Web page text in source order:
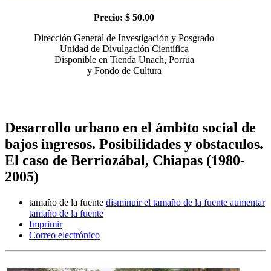
Precio: $ 50.00
Dirección General de Investigación y Posgrado
Unidad de Divulgación Científica
Disponible en Tienda Unach, Porrúa
y Fondo de Cultura
Desarrollo urbano en el ámbito social de
bajos ingresos. Posibilidades y obstaculos.
El caso de Berriozábal, Chiapas (1980-
2005)
tamaño de la fuente disminuir el tamaño de la fuente aumentar
tamaño de la fuente
Imprimir
Correo electrónico